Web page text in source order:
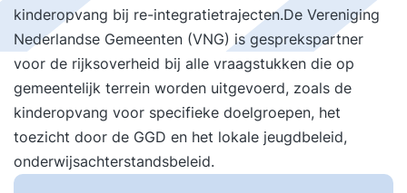
kinderopvang bij re-integratietrajecten.De Vereniging
Nederlandse Gemeenten (VNG) is gesprekspartner
voor de rijksoverheid bij alle vraagstukken die op
gemeentelijk terrein worden uitgevoerd, zoals de
kinderopvang voor specifieke doelgroepen, het
toezicht door de GGD en het lokale jeugdbeleid,
onderwijsachterstandsbeleid.